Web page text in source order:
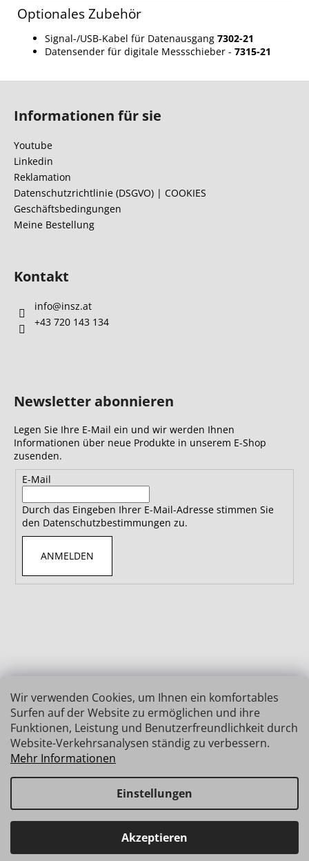
Wir verwenden Cookies, um Ihnen ein komfortables
Surfen auf der Website zu ermöglichen und ihre
Funktionen, Leistung und Benutzerfreundlichkeit durch
Website-Verkehrsanalysen ständig zu verbessern.
Mehr Informationen
Einstellungen
Akzeptieren
Haben Sie Fragen? Wir stehen Ihnen gerne zur Verfügung →
schnelle Verbindung: info@insz.at
Optionales Zubehör
Signal-/USB-Kabel für Datenausgang 7302-21
Datensender für digitale Messschieber - 7315-21
Informationen für sie
Youtube
Linkedin
Reklamation
Datenschutzrichtlinie (DSGVO) | COOKIES
Geschäftsbedingungen
Meine Bestellung
Kontakt
info@insz.at
+43 720 143 134
Newsletter abonnieren
Legen Sie Ihre E-Mail ein und wir werden Ihnen
Informationen über neue Produkte in unserem E-Shop
zusenden.
E-Mail
Durch das Eingeben Ihrer E-Mail-Adresse stimmen Sie
den Datenschutzbestimmungen zu.
ANMELDEN
Erstellt von Shoptet
Copyright 2026INSIZE | MESSTECHNIK. Alle Rechte
vorbehalten.